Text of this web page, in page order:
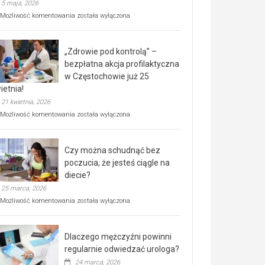
5 maja, 2026
Możliwość komentowania Rusza
rehabilitacji
dla
seniorów!
została wyłączona
„Zdrowie pod kontrolą” –
bezpłatna akcja profilaktyczna
w Częstochowie już 25
21 kwietnia, 2026
Możliwość komentowania „Zdrowie
bezpłatna
akcja
profilaktyczna
w
już
kwietnia!
została wyłączona
Czy można schudnąć bez
poczucia, że jesteś ciągle na
diecie?
25 marca, 2026
Możliwość komentowania Czy
poczucia,
że
została wyłączona
Dlaczego mężczyźni powinni
regularnie odwiedzać urologa?
24 marca, 2026